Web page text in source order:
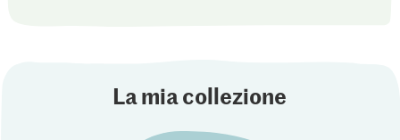
La mia collezione